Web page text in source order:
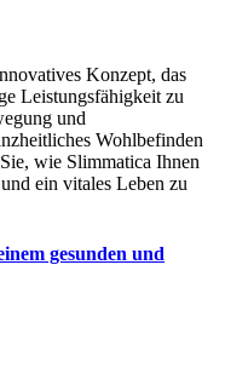
Konzept, das
Leistungsfähigkeit zu
und
Wohlbefinden
wie Slimmatica Ihnen
ein vitales Leben zu
gesunden und